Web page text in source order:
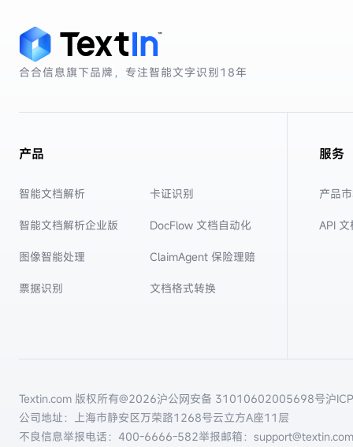
合合信息旗下品牌，专注智能文字识别18年
产品
智能文档解析
智能文档解析企业版
图像智能处理
票据识别
卡证识别
DocFlow 文档自动化
ClaimAgent 保险理赔
文档格式转换
服务
产品
API
Textin.com 版权所有@2026沪公网安备 31010602005698号沪
公司地址：上海市静安区万荣路1268号云立方A座11层
不良信息举报电话： 400-6666-582举报邮箱：support@textin.com